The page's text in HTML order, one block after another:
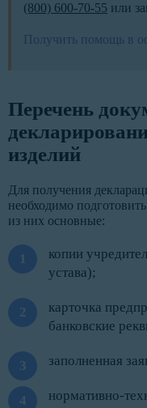
(800) 600-70-55 или
Получить помощь в
Перечень
изделий
Для получения
необходимо
из них основные:
копии
устава);
карточка
банковские
заполненная
нормативно-